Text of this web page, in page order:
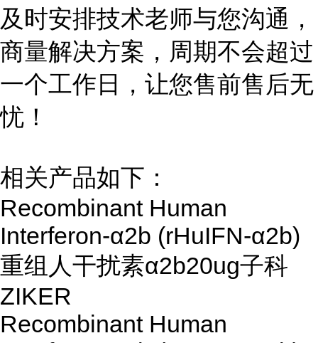
及时安排技术老师与您沟通，
商量解决方案，周期不会超过
一个工作日，让您售前售后无
忧！
相关产品如下：
Recombinant Human
Interferon-α2b (rHuIFN-α2b)
重组人干扰素α2b20ug子科
ZIKER
Recombinant Human